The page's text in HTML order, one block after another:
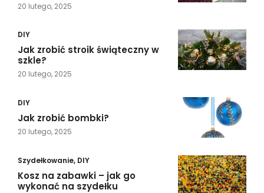
20 lutego, 2025
DIY
Jak zrobić stroik świąteczny w
szkle?
20 lutego, 2025
DIY
Jak zrobić bombki?
20 lutego, 2025
Szydełkowanie, DIY
Kosz na zabawki – jak go
wykonać na szydełku